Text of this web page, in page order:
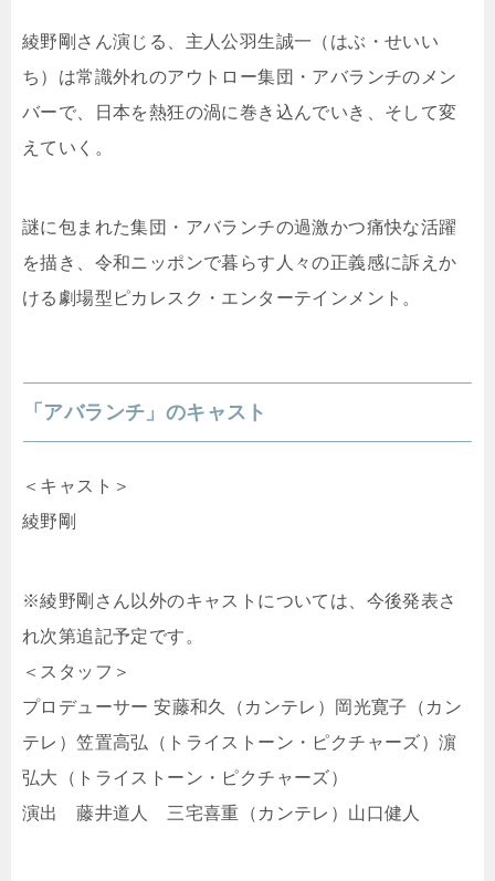
綾野剛さん演じる、主人公羽生誠一（はぶ・せいい
ち）は常識外れのアウトロー集団・アバランチのメン
バーで、日本を熱狂の渦に巻き込んでいき、そして変
えていく。
謎に包まれた集団・アバランチの過激かつ痛快な活躍
を描き、令和ニッポンで暮らす人々の正義感に訴えか
ける劇場型ピカレスク・エンターテインメント。
「アバランチ」のキャスト
＜キャスト＞
綾野剛
※綾野剛さん以外のキャストについては、今後発表さ
れ次第追記予定です。
＜スタッフ＞
プロデューサー 安藤和久（カンテレ）岡光寛子（カン
テレ）笠置高弘（トライストーン・ピクチャーズ）濵
弘大（トライストーン・ピクチャーズ）
演出 藤井道人 三宅喜重（カンテレ）山口健人